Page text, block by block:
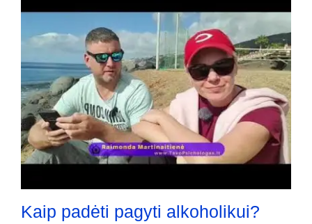
Kaip padėti pagyti alkoholikui?